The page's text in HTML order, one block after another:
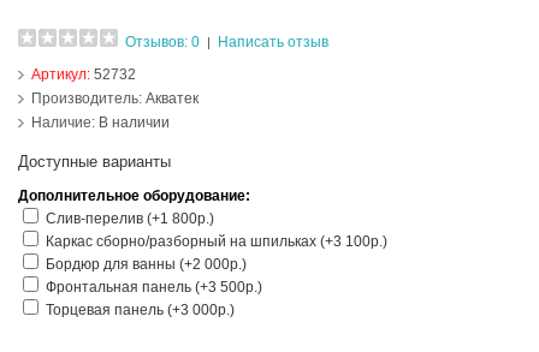
Отзывов: 0
Написать отзыв
Артикул:52732
Производитель: Акватек
Наличие: В наличии
Доступные варианты
Дополнительное оборудование:
Слив-перелив (+1 800р.)
Каркас сборно/разборный на шпильках (+3 100р.)
Бордюр для ванны (+2 000р.)
Фронтальная панель (+3 500р.)
Торцевая панель (+3 000р.)